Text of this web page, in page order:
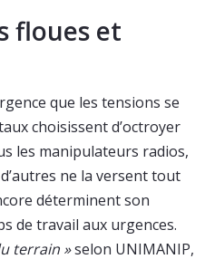
floues et
que les tensions se
choisissent d’octroyer
les manipulateurs radios,
ne la versent tout
déterminent son
de travail aux urgences.
terrain »selon UNIMANIP,